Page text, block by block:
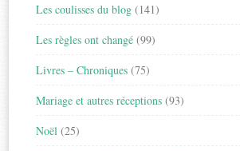
Les coulisses du blog (141)
Les règles ont changé (99)
Livres – Chroniques (75)
Mariage et autres réceptions (93)
Noël (25)